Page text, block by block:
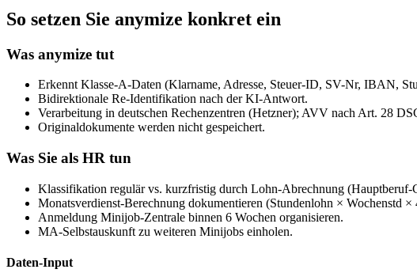
So setzen Sie anymize konkret ein
Was anymize tut
Erkennt Klasse-A-Daten (Klarname, Adresse, Steuer-ID, SV-Nr, IBAN,
Bidirektionale Re-Identifikation nach der KI-Antwort.
Verarbeitung in deutschen Rechenzentren (Hetzner); AVV nach Art. 28
Originaldokumente werden nicht gespeichert.
Was Sie als HR tun
Klassifikation regulär vs. kurzfristig durch Lohn-Abrechnung (Hauptberuf-
Monatsverdienst-Berechnung dokumentieren (Stundenlohn × Wochenstd ×
Anmeldung Minijob-Zentrale binnen 6 Wochen organisieren.
MA-Selbstauskunft zu weiteren Minijobs einholen.
Daten-Input